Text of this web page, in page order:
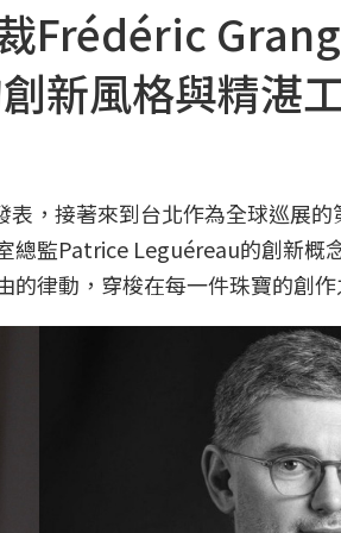
Frédéric
新風格與精湛
，接著來到台北作為全球巡展
監Patrice Leguéreau的創新概
律動，穿梭在每一件珠寶的創作